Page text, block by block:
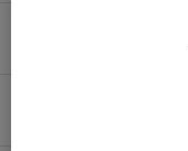
Gå med i
Triss i